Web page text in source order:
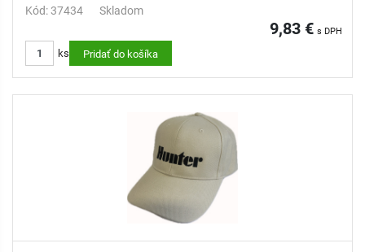
Kód: 37434 Skladom
9,83 € s DPH
ks Pridať do košíka